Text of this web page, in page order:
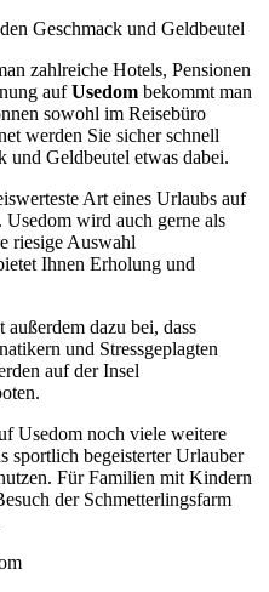
Geschmack und Geldbeutel
zahlreiche Hotels, Pensionen
aufUsedom bekommt man
sowohl im Reisebüro
werden Sie sicher schnell
und Geldbeutel etwas dabei.
Art eines Urlaubs auf
wird auch gerne als
riesige Auswahl
Ihnen Erholung und
dazu bei, dass
und Stressgeplagten
auf der Insel
Usedom noch viele weitere
sportlich begeisterter Urlauber
Für Familien mit Kindern
der Schmetterlingsfarm